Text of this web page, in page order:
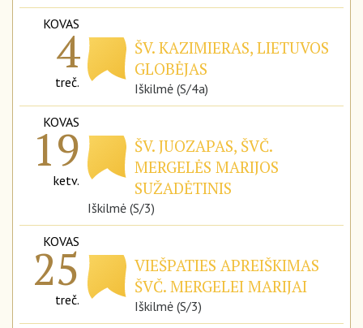
KOVAS
4
treč.
ŠV. KAZIMIERAS, LIETUVOS
GLOBĖJAS
Iškilmė (S/4a)
KOVAS
19
ketv.
ŠV. JUOZAPAS, ŠVČ.
MERGELĖS MARIJOS
SUŽADĖTINIS
Iškilmė (S/3)
KOVAS
25
treč.
VIEŠPATIES APREIŠKIMAS
ŠVČ. MERGELEI MARIJAI
Iškilmė (S/3)